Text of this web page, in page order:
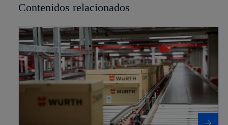
Contenidos relacionados